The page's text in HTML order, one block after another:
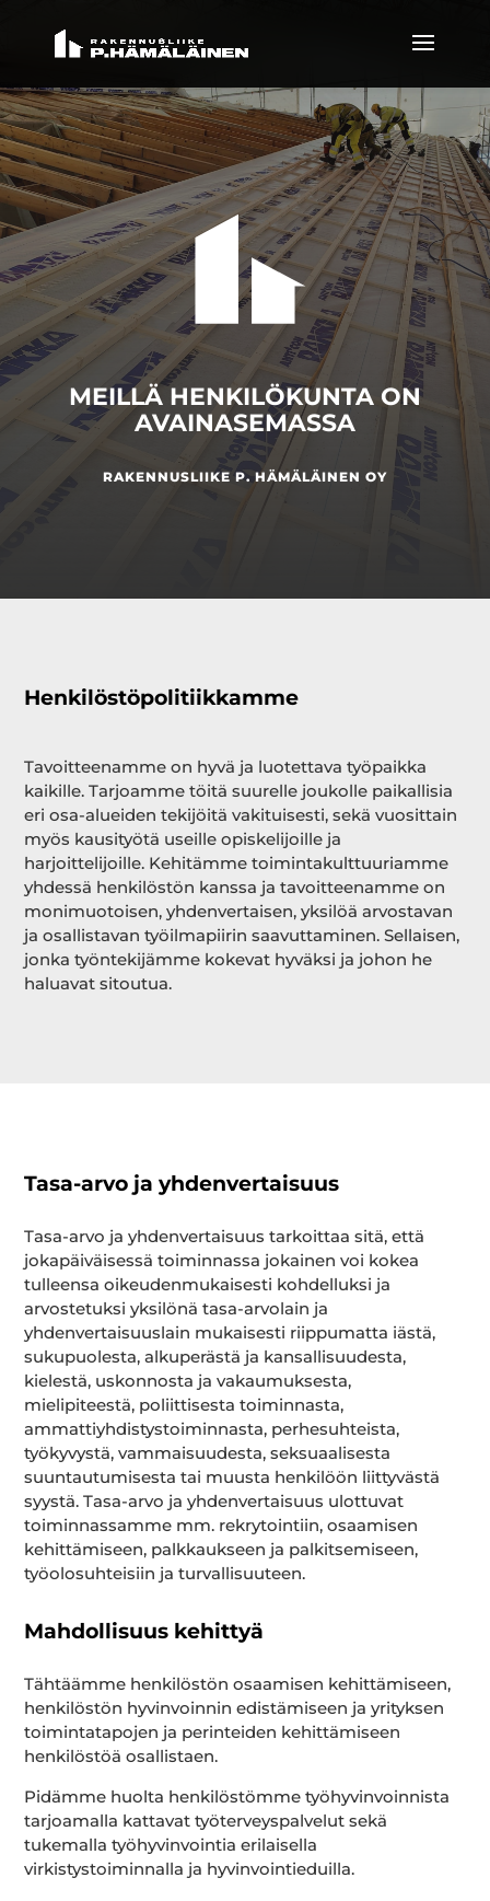
MEILLÄ HENKILÖKUNTA ON
AVAINASEMASSA
RAKENNUSLIIKE P. HÄMÄLÄINEN OY
Henkilöstöpolitiikkamme
Tavoitteenamme on hyvä ja luotettava työpaikka
kaikille. Tarjoamme töitä suurelle joukolle paikallisia
eri osa-alueiden tekijöitä vakituisesti, sekä vuosittain
myös kausityötä useille opiskelijoille ja
harjoittelijoille. Kehitämme toimintakulttuuriamme
yhdessä henkilöstön kanssa ja tavoitteenamme on
monimuotoisen, yhdenvertaisen, yksilöä arvostavan
ja osallistavan työilmapiirin saavuttaminen. Sellaisen,
jonka työntekijämme kokevat hyväksi ja johon he
haluavat sitoutua.
Tasa-arvo ja yhdenvertaisuus
Tasa-arvo ja yhdenvertaisuus tarkoittaa sitä, että
jokapäiväisessä toiminnassa jokainen voi kokea
tulleensa oikeudenmukaisesti kohdelluksi ja
arvostetuksi yksilönä tasa-arvolain ja
yhdenvertaisuuslain mukaisesti riippumatta iästä,
sukupuolesta, alkuperästä ja kansallisuudesta,
kielestä, uskonnosta ja vakaumuksesta,
mielipiteestä, poliittisesta toiminnasta,
ammattiyhdistystoiminnasta, perhesuhteista,
työkyvystä, vammaisuudesta, seksuaalisesta
suuntautumisesta tai muusta henkilöön liittyvästä
syystä. Tasa-arvo ja yhdenvertaisuus ulottuvat
toiminnassamme mm. rekrytointiin, osaamisen
kehittämiseen, palkkaukseen ja palkitsemiseen,
työolosuhteisiin ja turvallisuuteen.
Mahdollisuus kehittyä
Tähtäämme henkilöstön osaamisen kehittämiseen,
henkilöstön hyvinvoinnin edistämiseen ja yrityksen
toimintatapojen ja perinteiden kehittämiseen
henkilöstöä osallistaen.
Pidämme huolta henkilöstömme työhyvinvoinnista
tarjoamalla kattavat työterveyspalvelut sekä
tukemalla työhyvinvointia erilaisella
virkistystoiminnalla ja hyvinvointieduilla.